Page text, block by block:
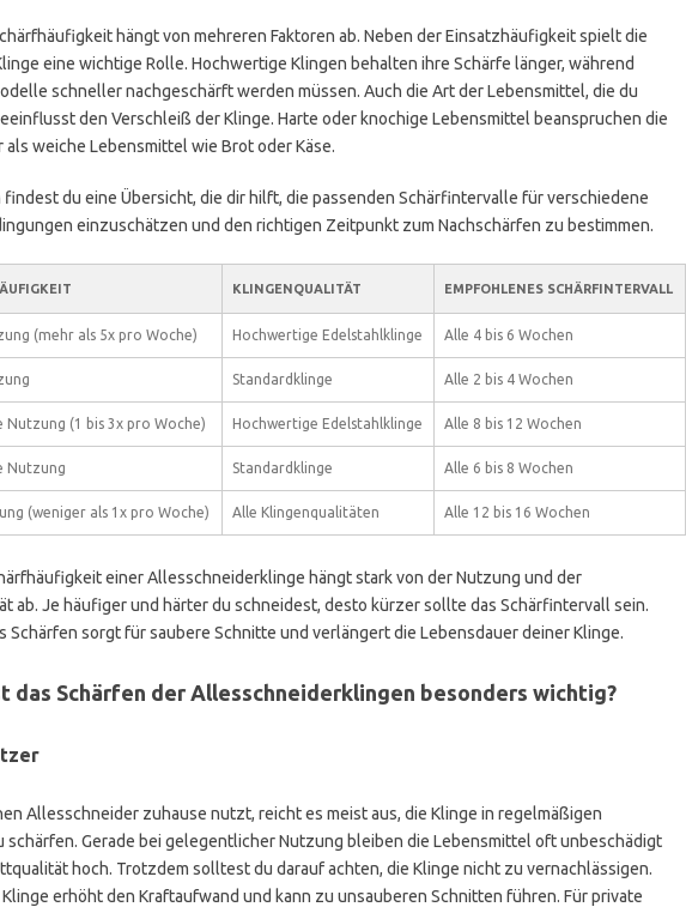
hängt von mehreren Faktoren ab. Neben der Einsatzhäufigkeit spielt die
eine wichtige Rolle. Hochwertige Klingen behalten ihre Schärfe länger, während
schneller nachgeschärft werden müssen. Auch die Art der Lebensmittel, die du
den Verschleiß der Klinge. Harte oder knochige Lebensmittel beanspruchen die
als weiche Lebensmittel wie Brot oder Käse.
findest du eine Übersicht, die dir hilft, die passenden Schärfintervalle für verschiedene
einzuschätzen und den richtigen Zeitpunkt zum Nachschärfen zu bestimmen.
KLINGENQUALITÄT EMPFOHLENES SCHÄRFINTERVALL
(mehr als 5x pro Woche) Hochwertige Edelstahlklinge Alle 4 bis 6 Wochen
Standardklinge Alle 2 bis 4 Wochen
Nutzung (1 bis 3x pro Woche) Hochwertige Edelstahlklinge Alle 8 bis 12 Wochen
Nutzung Standardklinge Alle 6 bis 8 Wochen
(weniger als 1x pro Woche) Alle Klingenqualitäten Alle 12 bis 16 Wochen
einer Allesschneiderklinge hängt stark von der Nutzung und der
ab. Je häufiger und härter du schneidest, desto kürzer sollte das Schärfintervall sein.
Schärfen sorgt für saubere Schnitte und verlängert die Lebensdauer deiner Klinge.
das Schärfen der Allesschneiderklingen besonders wichtig?
Allesschneider zuhause nutzt, reicht es meist aus, die Klinge in regelmäßigen
schärfen. Gerade bei gelegentlicher Nutzung bleiben die Lebensmittel oft unbeschädigt
hoch. Trotzdem solltest du darauf achten, die Klinge nicht zu vernachlässigen.
erhöht den Kraftaufwand und kann zu unsauberen Schnitten führen. Für private